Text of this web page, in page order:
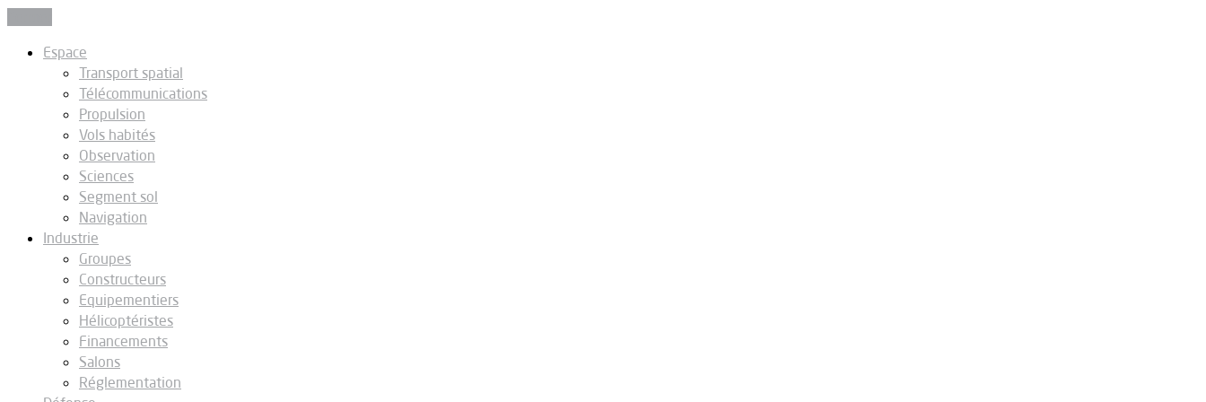
Espace
Transport spatial
Télécommunications
Propulsion
Vols habités
Observation
Sciences
Segment sol
Navigation
Industrie
Groupes
Constructeurs
Equipementiers
Hélicoptéristes
Financements
Salons
Réglementation